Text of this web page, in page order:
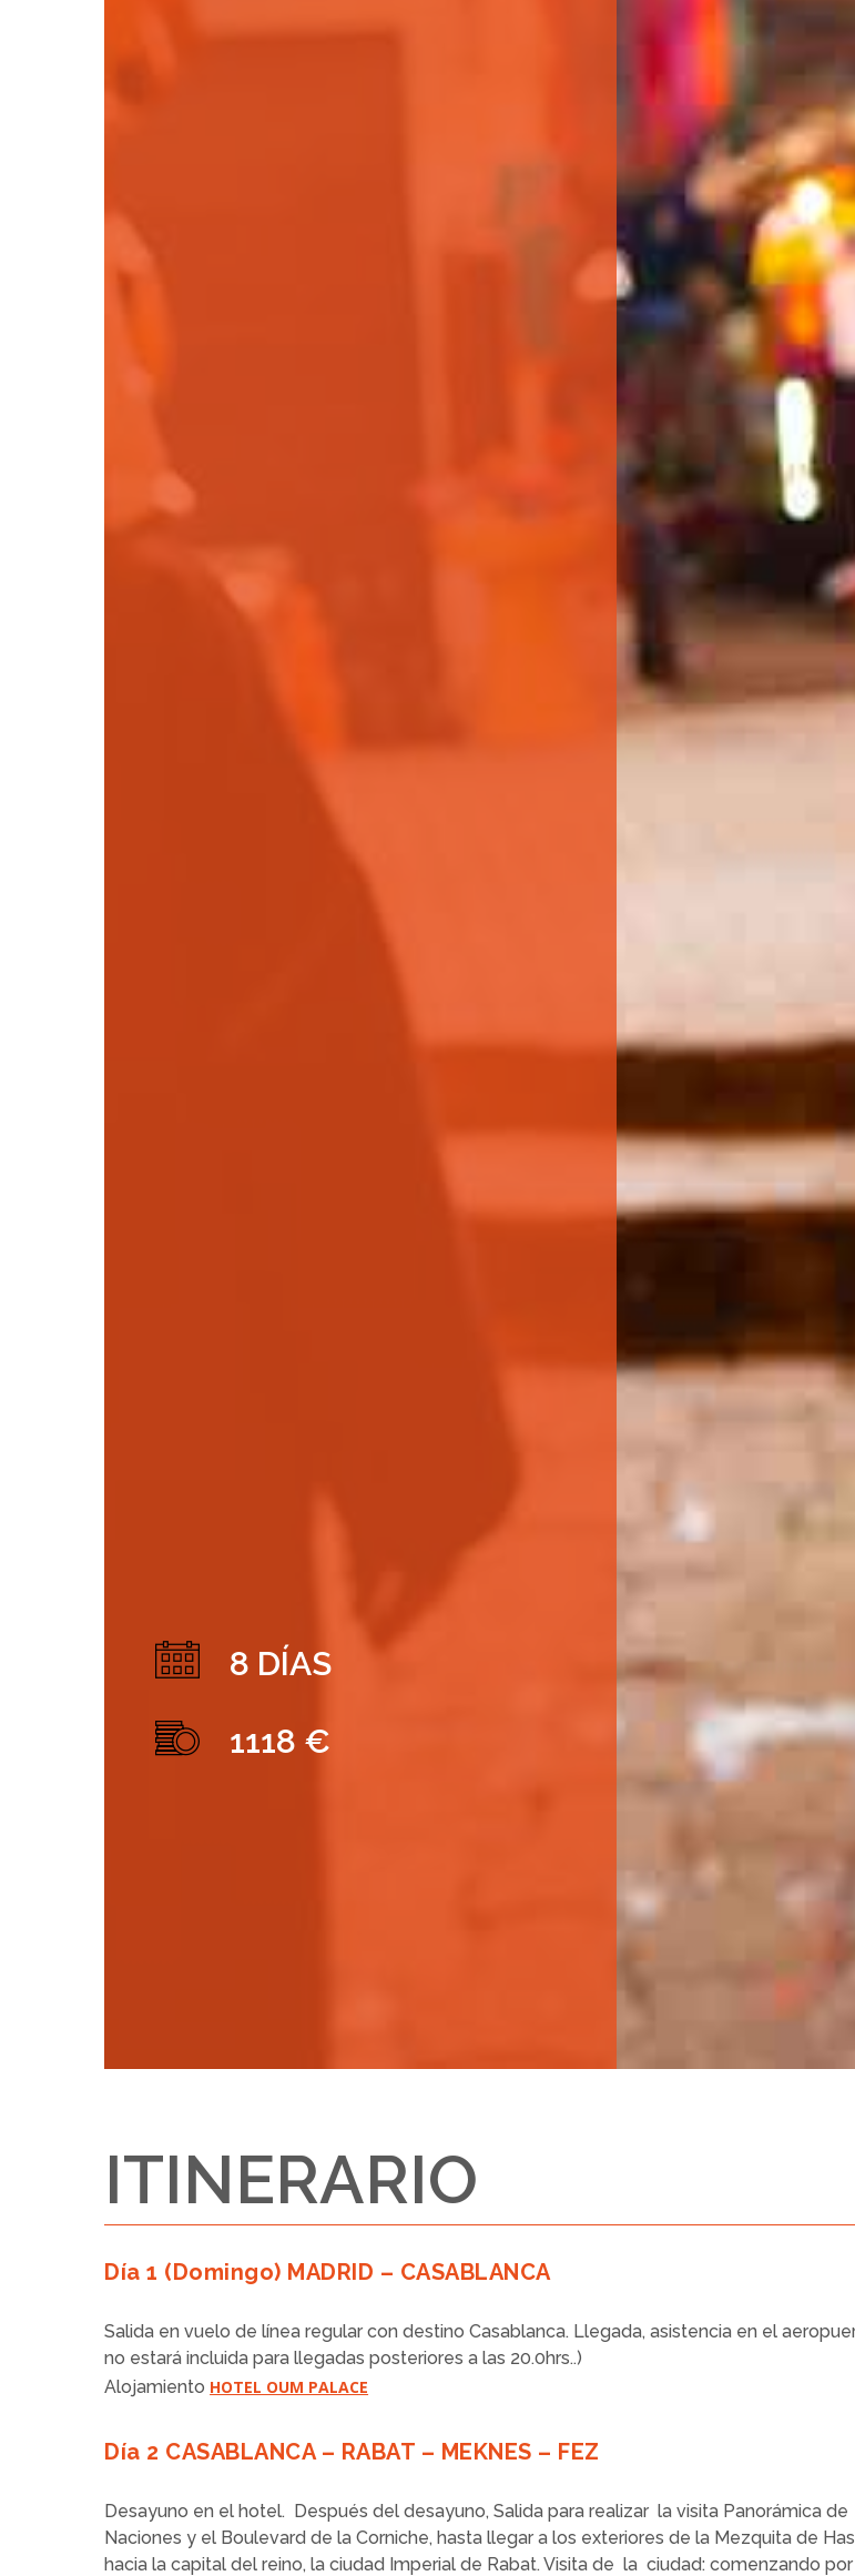
8 DÍAS
1118 €
ITINERARIO
Día 1 (Domingo) MADRID – CASABLANCA
Salida en vuelo de línea regular con destino Casablanca. Llegada, asistencia en el
no estará incluida para llegadas posteriores a las 20.0hrs..)
Alojamiento HOTEL OUM PALACE
Día 2 CASABLANCA – RABAT – MEKNES – FEZ
Desayuno en el hotel. Después del desayuno, Salida para realizar la visita Panorámica
Naciones y el Boulevard de la Corniche, hasta llegar a los exteriores de la Mezquita de
hacia la capital del reino, la ciudad Imperial de Rabat. Visita de la ciudad: comenzando